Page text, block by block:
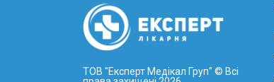
ТОВ "Експерт Медікал Груп" © Всі